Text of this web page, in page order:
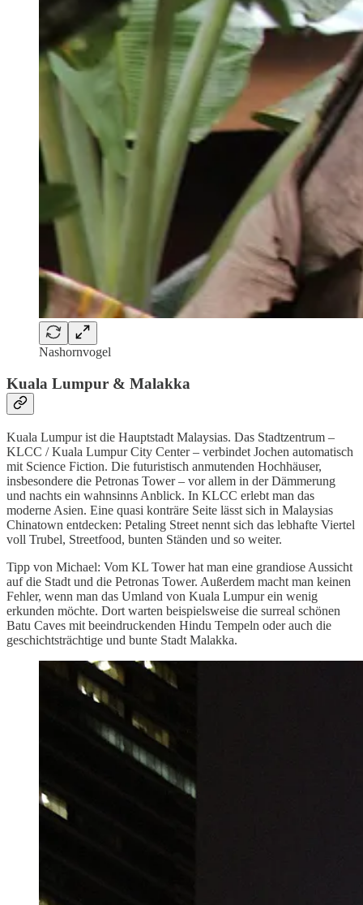
Nashornvogel
Kuala Lumpur & Malakka
Kuala Lumpur ist die Hauptstadt Malaysias. Das Stadtzentrum –
KLCC / Kuala Lumpur City Center – verbindet Jochen automatisch
mit Science Fiction. Die futuristisch anmutenden Hochhäuser,
insbesondere die Petronas Tower – vor allem in der Dämmerung
und nachts ein wahnsinns Anblick. In KLCC erlebt man das
moderne Asien. Eine quasi konträre Seite lässt sich in Malaysias
Chinatown entdecken: Petaling Street nennt sich das lebhafte Viertel
voll Trubel, Streetfood, bunten Ständen und so weiter.
Tipp von Michael: Vom KL Tower hat man eine grandiose Aussicht
auf die Stadt und die Petronas Tower. Außerdem macht man keinen
Fehler, wenn man das Umland von Kuala Lumpur ein wenig
erkunden möchte. Dort warten beispielsweise die surreal schönen
Batu Caves mit beeindruckenden Hindu Tempeln oder auch die
geschichtsträchtige und bunte Stadt Malakka.